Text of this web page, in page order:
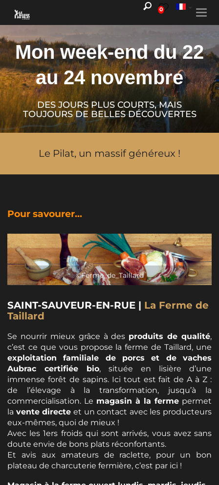
0
Mon week-end du 22
au 24 novembre
DES JOURS PLUS COURTS, MAIS
TOUJOURS DE BELLES DÉCOUVERTES
Le Pilat, un massif généreux !
Pour savourer...
©Ferme_de_Taillard
SAINT-SAUVEUR-EN-RUE | La Ferme de
Taillard
Se nourrir mieux grâce à des produits de qualité,
c’est ce que vous propose la ferme de Taillard, une
exploitation familiale de porcs et de vaches
Aubrac certifiée bio, située en lisière d’une
immense forêt de sapins. Ici tout est fait de A à Z :
de l’élevage à la transformation, jusqu’à la
commercialisation. Le magasin à la ferme permet
la vente directe et un contact avec les producteurs
eux-mêmes, quoi de mieux !
Avec les 1ers froids qui sont arrivés, vous avez sans
doute envie de bons plats réconfortants.
Et avis aux amateurs de raclette, pour un bon
plateau de charcuterie fermière, c’est par ici !